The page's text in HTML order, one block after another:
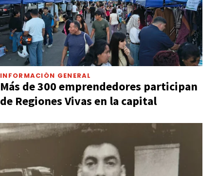
INFORMACIÓN GENERAL
Más de 300 emprendedores participan
de Regiones Vivas en la capital